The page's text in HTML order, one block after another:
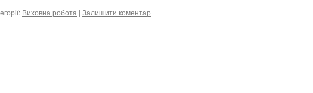
Виховна робота | Залишити коментар